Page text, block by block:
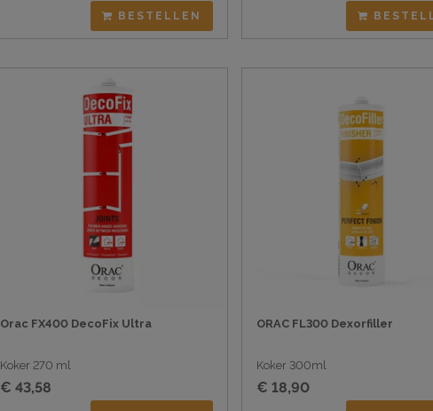
BESTELLEN
Orac FX400 DecoFix Ultra
Koker 270 ml
€ 43,58
ORAC FL300 Dexorfiller
Koker 300ml
€ 18,90